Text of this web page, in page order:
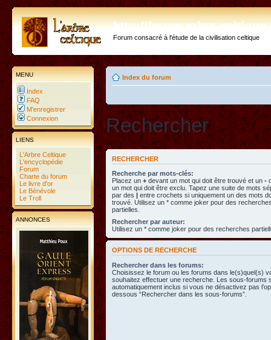
http://forum.arbre-
Forum consacré à l'étude de la civilisation celtique
MENU
Index
FAQ
M’enregistrer
Connexion
LIENS
L'Arbre Celtique
L'encyclopédie
Forum
Charte du forum
Le livre d'or
Le Bénévole
Le Troll
ANNONCES
Index du forum
Rechercher
RECHERCHER
Recherche par mots-clés:
Placez un + devant un mot qui doit être trouvé et un -
un mot qui doit être exclu. Tapez une suite de mots
par des | entre crochets si uniquement un des mots
trouvé. Utilisez un * comme joker pour des
partielles.
Rechercher par auteur:
Utilisez un * comme joker pour des recherches
OPTIONS DE RECHERCHE
Rechercher dans les forums:
Choisissez le forum ou les forums dans le(s)quel(s)
souhaitez effectuer une recherche. Les sous-forums
automatiquement inclus si vous ne désactivez pas
dessous “Rechercher dans les sous-forums”.